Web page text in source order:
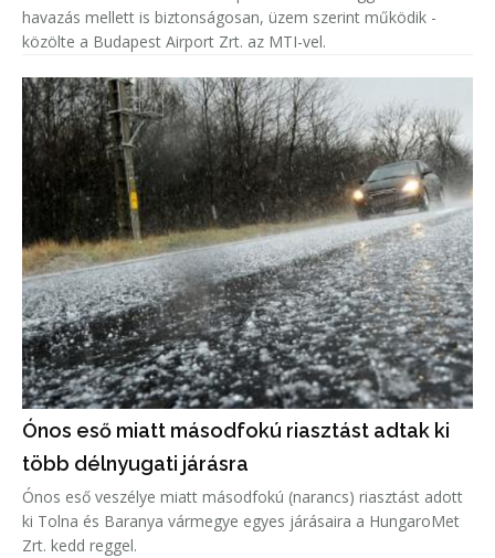
havazás mellett is biztonságosan, üzem szerint működik -
közölte a Budapest Airport Zrt. az MTI-vel.
Ónos eső miatt másodfokú riasztást adtak ki
több délnyugati járásra
Ónos eső veszélye miatt másodfokú (narancs) riasztást adott
ki Tolna és Baranya vármegye egyes járásaira a HungaroMet
Zrt. kedd reggel.